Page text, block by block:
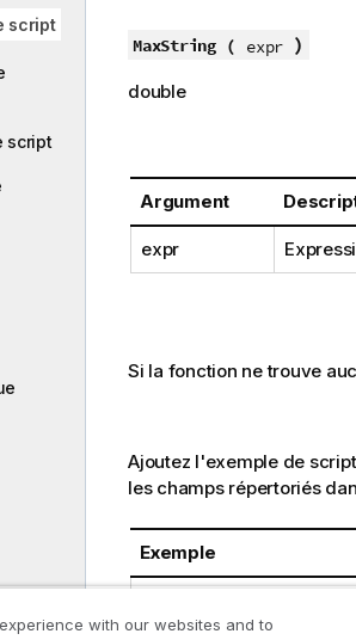
script
script
MaxString ( expr )
double
Argument
expr
Si la fonction ne trouve
Ajoutez l'exemple de
les champs répertoriés
Exemple
with our websites and to